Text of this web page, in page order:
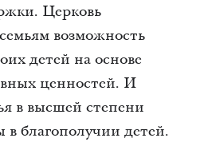
Церковь
возможность
детей на основе
ценностей. И
в высшей степени
в благополучии детей.